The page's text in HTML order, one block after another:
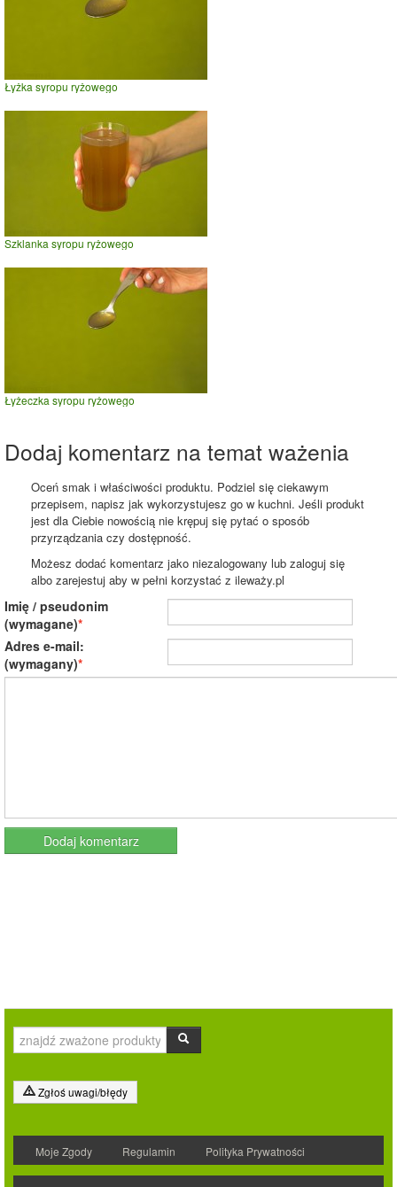
Łyżka syropu ryżowego
Szklanka syropu ryżowego
Łyżeczka syropu ryżowego
Dodaj komentarz na temat ważenia
Oceń smak i właściwości produktu. Podziel się ciekawym
przepisem, napisz jak wykorzystujesz go w kuchni. Jeśli produkt
jest dla Ciebie nowością nie krępuj się pytać o sposób
przyrządzania czy dostępność.
Możesz dodać komentarz jako niezalogowany lub zaloguj się
albo zarejestuj aby w pełni korzystać z ileważy.pl
Imię / pseudonim
(wymagane)
Adres e-mail:
(wymagany)
Zgłoś uwagi/błędy
Moje Zgody Regulamin Polityka Prywatności